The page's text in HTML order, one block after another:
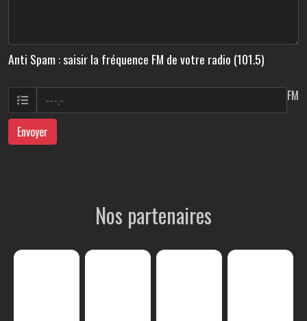
Anti Spam : saisir la fréquence FM de votre radio (101.5)
FM
Envoyer
Nos partenaires